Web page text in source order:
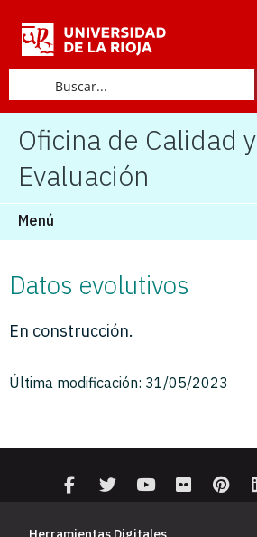
Oficina de Calidad y
Evaluación
Menú
Datos evolutivos
En construcción.
Última modificación: 31/05/2023